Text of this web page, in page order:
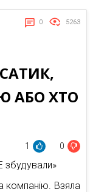
0 5263
АБО ХТО
1 0
збудували»
компанію. Взяла